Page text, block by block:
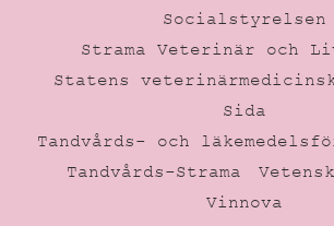
Socialstyrelsen
Strama Veterinär och
Statens
Sida
Tandvårds- och
Tandvårds-Strama
Vinnova